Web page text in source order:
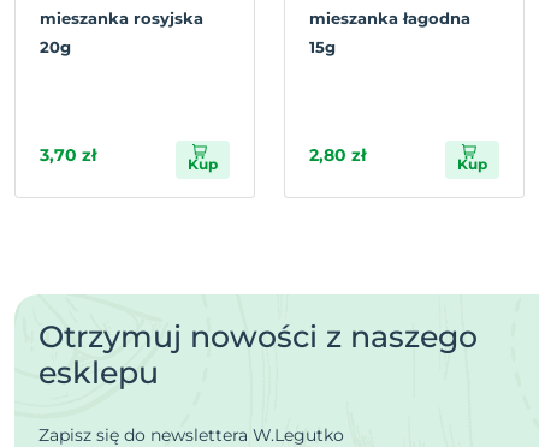
mieszanka rosyjska
20g
3,70 zł Kup
mieszanka łagodna
15g
2,80 zł Kup
Otrzymuj nowości z naszego
esklepu
Zapisz się do newslettera W.Legutko